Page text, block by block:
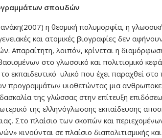
σπουδών
η θεσμική πολυμορφία, η
και ατομικές βιογραφίες δεν
Απαραίτητη, λοιπόν, κρίνεται η
στο γλωσσικό και πολιτισμικό
το εκπαιδευτικό υλικό που έχει παραχθεί
προγραμμάτων υιοθετώντας μια
της γλώσσας στην επίτευξη
της ελληνόγλωσσης εκπαίδευσης
Στο πλαίσιο των σκοπών και
κινούνται σε πλαίσιο διαπολιτισμικής